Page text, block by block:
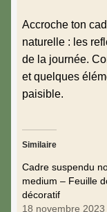
Accroche ton
naturelle : les
de la journée.
et quelques
paisible.
Similaire
Cadre suspendu
medium – Feuille
décoratif
18 novembre 2023